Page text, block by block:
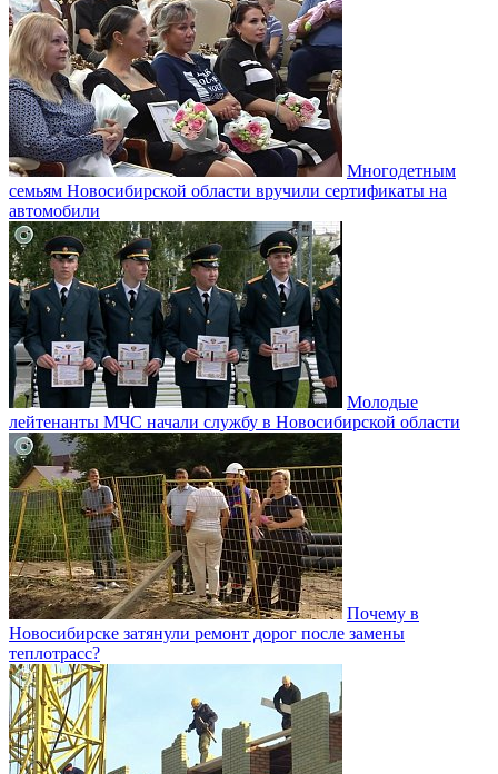
Многодетным
семьям Новосибирской области вручили сертификаты на
автомобили
Молодые
лейтенанты МЧС начали службу в Новосибирской области
Почему в
Новосибирске затянули ремонт дорог после замены
теплотрасс?